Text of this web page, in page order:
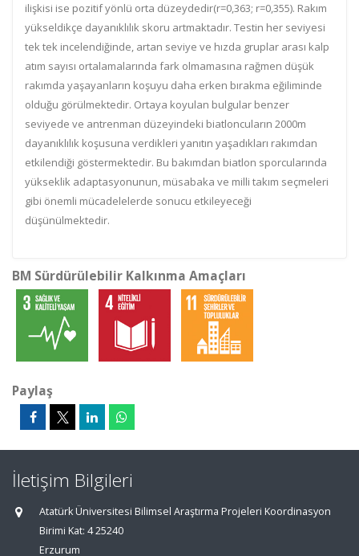
ilişkisi ise pozitif yönlü orta düzeydedir(r=0,363; r=0,355). Rakım
yükseldikçe dayanıklılık skoru artmaktadır. Testin her seviyesi
tek tek incelendiğinde, artan seviye ve hızda gruplar arası kalp
atım sayısı ortalamalarında fark olmamasına rağmen düşük
rakımda yaşayanların koşuyu daha erken bırakma eğiliminde
olduğu görülmektedir. Ortaya koyulan bulgular benzer
seviyede ve antrenman düzeyindeki biatloncuların 2000m
dayanıklılık koşusuna verdikleri yanıtın yaşadıkları rakımdan
etkilendiği göstermektedir. Bu bakımdan biatlon sporcularında
yükseklik adaptasyonunun, müsabaka ve milli takım seçmeleri
gibi önemli mücadelelerde sonucu etkileyeceği
düşünülmektedir.
BM Sürdürülebilir Kalkınma Amaçları
Paylaş
İletişim Bilgileri
Atatürk Üniversitesi Bilimsel Araştırma Projeleri Koordinasyon
Birimi Kat: 4 25240
Erzurum